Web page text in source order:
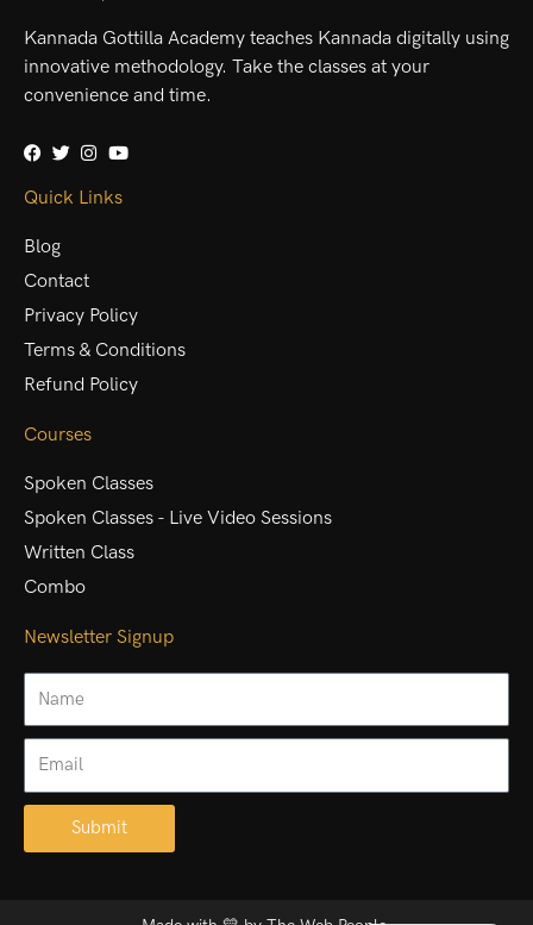
Kannada Gottilla Academy teaches Kannada digitally using
innovative methodology. Take the classes at your
convenience and time.
Quick Links
Blog
Contact
Privacy Policy
Terms & Conditions
Refund Policy
Courses
Spoken Classes
Spoken Classes - Live Video Sessions
Written Class
Combo
Newsletter Signup
Submit